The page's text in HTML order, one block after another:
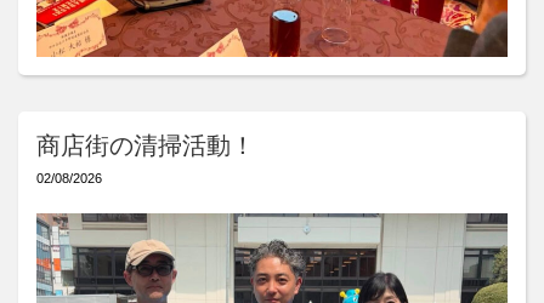
商店街の清掃活動！
02/08/2026